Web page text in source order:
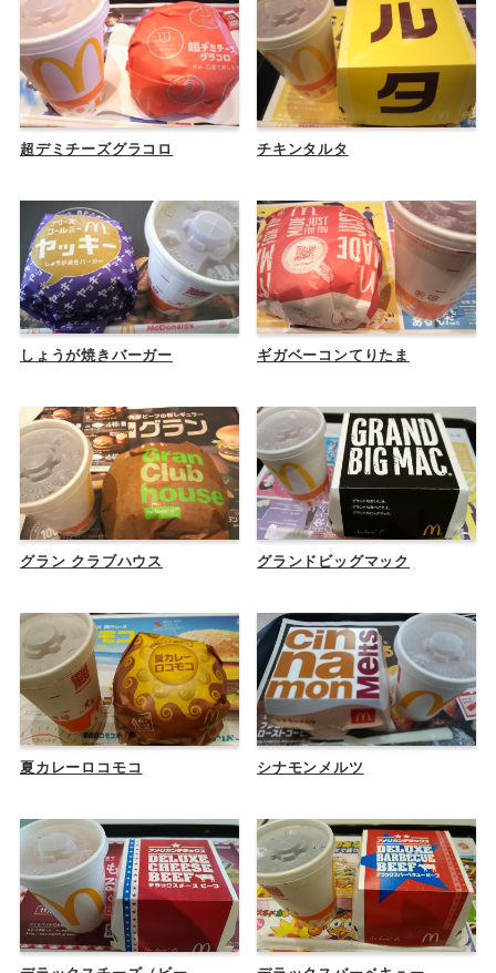
超デミチーズグラコロ チキンタルタ
しょうが焼きバーガー ギガベーコンてりたま
グラン クラブハウス グランドビッグマック
夏カレーロコモコ シナモンメルツ